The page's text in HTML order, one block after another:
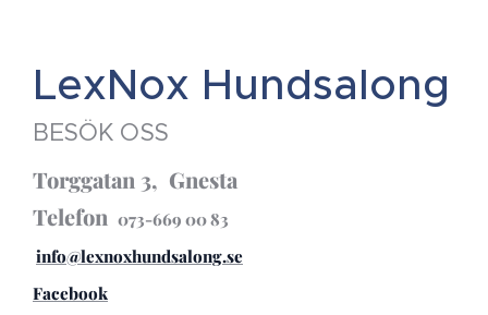
LexNox Hundsalong
BESÖK OSS
Torggatan 3, Gnesta
Telefon 073-669 00 83
info@lexnoxhundsalong.se
Facebook